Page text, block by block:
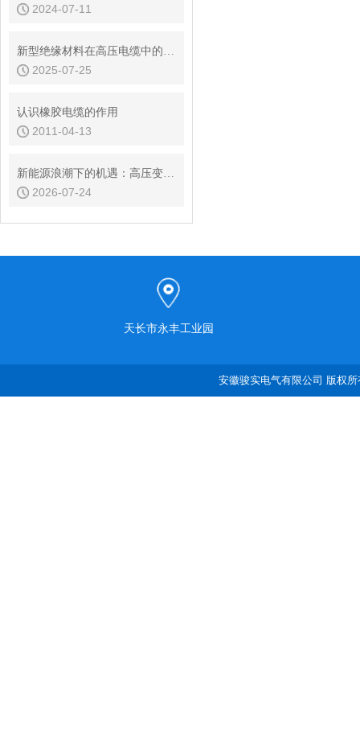
2024-07-11
新型绝缘材料在高压电缆中的应用
2025-07-25
认识橡胶电缆的作用
2011-04-13
新能源浪潮下的机遇：高压变频电缆市场现状与发展前景
2026-07-24
天长市永丰工业园
安徽骏实电气有限公司 版权